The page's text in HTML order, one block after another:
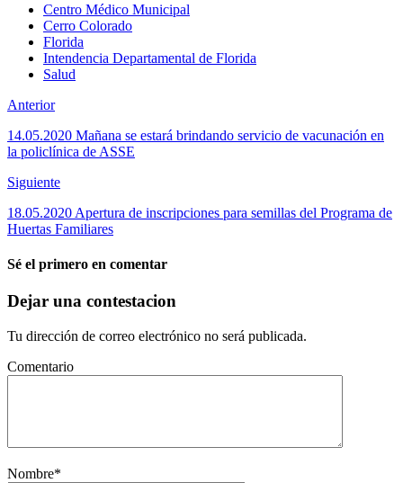
Centro Médico Municipal
Cerro Colorado
Florida
Intendencia Departamental de Florida
Salud
Anterior
14.05.2020 Mañana se estará brindando servicio de vacunación en
la policlínica de ASSE
Siguiente
18.05.2020 Apertura de inscripciones para semillas del Programa de
Huertas Familiares
Sé el primero en comentar
Dejar una contestacion
Tu dirección de correo electrónico no será publicada.
Comentario
Nombre*